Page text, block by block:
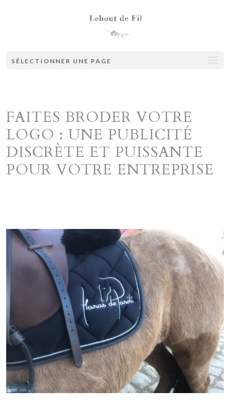
SÉLECTIONNER UNE PAGE
FAITES BRODER VOTRE
LOGO : UNE PUBLICITÉ
DISCRÈTE ET PUISSANTE
POUR VOTRE ENTREPRISE